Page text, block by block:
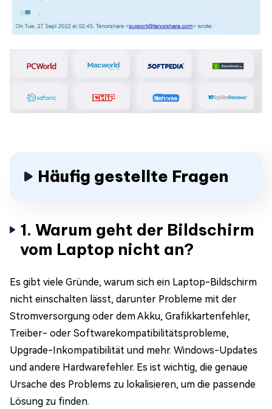
Häufig gestellte Fragen
1. Warum geht der Bildschirm
vom Laptop nicht an?
Es gibt viele Gründe, warum sich ein Laptop-Bildschirm
nicht einschalten lässt, darunter Probleme mit der
Stromversorgung oder dem Akku, Grafikkartenfehler,
Treiber- oder Softwarekompatibilitätsprobleme,
Upgrade-Inkompatibilität und mehr. Windows-Updates
und andere Hardwarefehler. Es ist wichtig, die genaue
Ursache des Problems zu lokalisieren, um die passende
Lösung zu finden.